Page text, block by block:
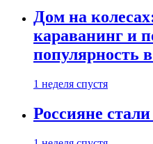
Дом на
караванинг и
популярность
1 неделя спустя
Россияне